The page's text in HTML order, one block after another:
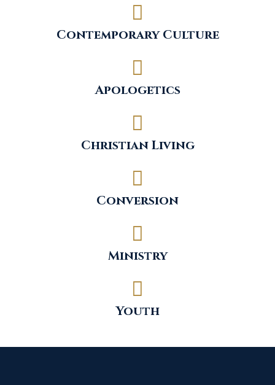
Contemporary Culture
Apologetics
Christian Living
Conversion
Ministry
Youth